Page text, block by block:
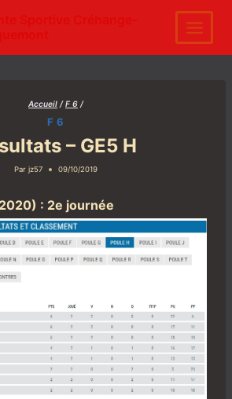
Accueil / F 6 /
F 6
– GE5 H
Par jz57 09/10/2019
: 2e journée